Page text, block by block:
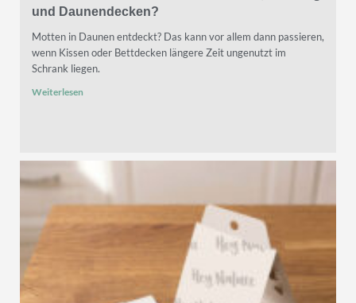
und Daunendecken?
Motten in Daunen entdeckt? Das kann vor allem dann passieren,
wenn Kissen oder Bettdecken längere Zeit ungenutzt im
Schrank liegen.
Weiterlesen